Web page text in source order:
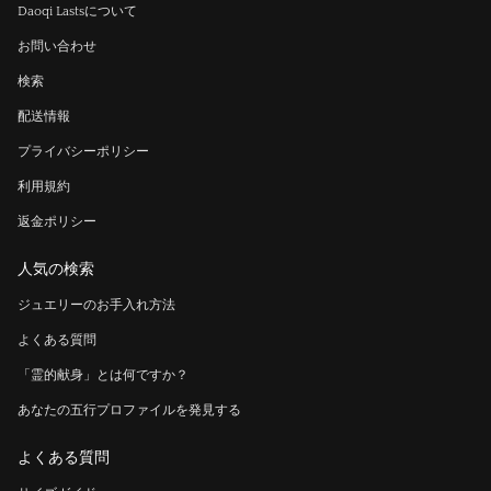
Daoqi Lastsについて
お問い合わせ
検索
配送情報
プライバシーポリシー
利用規約
返金ポリシー
人気の検索
ジュエリーのお手入れ方法
よくある質問
「霊的献身」とは何ですか？
あなたの五行プロファイルを発見する
よくある質問